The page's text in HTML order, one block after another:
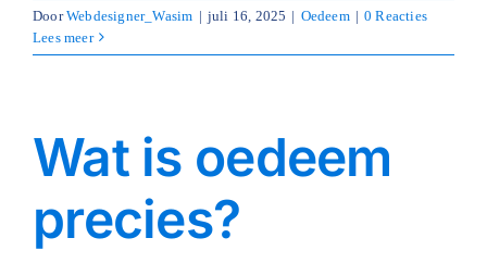
DoorWebdesigner_Wasim | juli 16, 2025 | Oedeem | 0 Reacties
Lees meer
Wat is oedeem
precies?